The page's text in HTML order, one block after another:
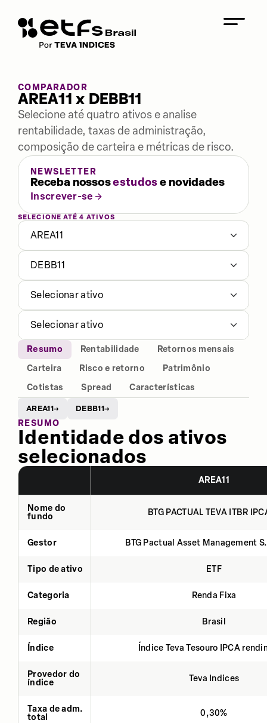
COMPARADOR
AREA11 x DEBB11
Selecione até quatro ativos e analise
rentabilidade, taxas de administração,
composição de carteira e métricas de risco.
NEWSLETTER
Receba nossosestudose novidades
Inscrever-se
SELECIONE ATÉ 4 ATIVOS
AREA11
DEBB11
Selecionar ativo
Selecionar ativo
Resumo Rentabilidade
Retornos mensais
Carteira
Risco e retorno
Patrimônio
Cotistas
Spread Características
AREA11→ DEBB11→
RESUMO
Identidade dos ativos
selecionados
AREA11
Nome do
fundo
BTG PACTUAL TEVA ITBR
Gestor BTG Pactual Asset Management
Tipo de ativo ETF
Categoria Renda Fixa
Região Brasil
Índice Índice Teva Tesouro IPCA
Provedor do
índice
Teva Indices
Taxa de adm.
total
0,30%